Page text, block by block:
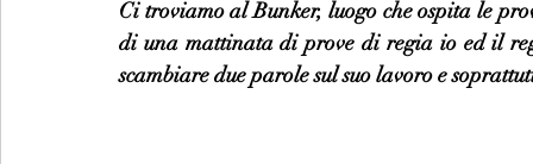
Ci troviamo al Bunker, luogo che ospita le
di una mattinata di prove di regia io ed il
scambiare due parole sul suo lavoro e